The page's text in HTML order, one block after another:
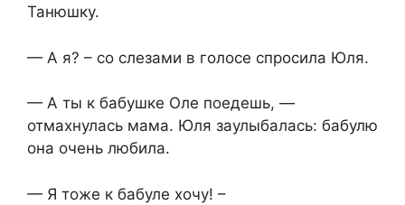
Танюшку.
— А я? – со слезами в голосе спросила Юля.
— А ты к бабушке Оле поедешь, —
отмахнулась мама. Юля заулыбалась: бабулю
она очень любила.
— Я тоже к бабуле хочу! –